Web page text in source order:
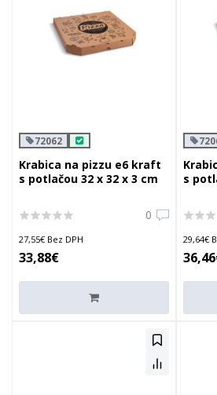
72062
Krabica na pizzu e6 kraft
s potlačou 32 x 32 x 3 cm
0
27,55€ Bez DPH
33,88€
s
29,64€